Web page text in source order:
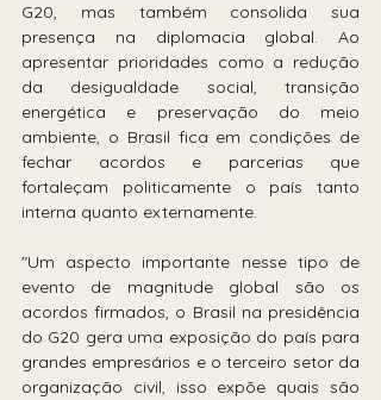
G20, mas também consolida sua
presença na diplomacia global. Ao
apresentar prioridades como a redução
da desigualdade social, transição
energética e preservação do meio
ambiente, o Brasil fica em condições de
fechar acordos e parcerias que
fortaleçam politicamente o país tanto
interna quanto externamente.
"Um aspecto importante nesse tipo de
evento de magnitude global são os
acordos firmados, o Brasil na presidência
do G20 gera uma exposição do país para
grandes empresários e o terceiro setor da
organização civil, isso expõe quais são